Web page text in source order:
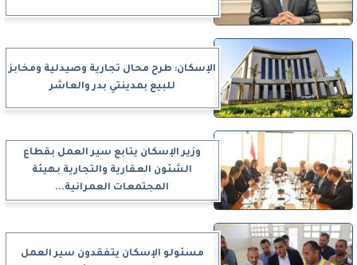
الإسكان: طرح محال تجارية وصيدلية ومخابز
للبيع بمدينتي بدر والعاشر
وزير الإسكان يتابع سير العمل بقطاع
الشئون العقارية والتجارية بهيئة
المجتمعات العمرانية...
مسئولو الإسكان يتفقدون سير العمل